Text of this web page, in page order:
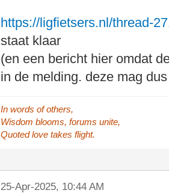
https://ligfietsers.nl/thread-
staat klaar
(en een bericht hier omdat
in de melding. deze mag
In words of others,
Wisdom blooms, forums unite,
Quoted love takes flight.
25-Apr-2025, 10:44 AM